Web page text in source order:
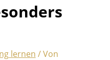
lernen / Von